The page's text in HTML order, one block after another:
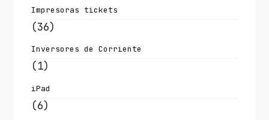
Impresoras tickets
(36)
Inversores de Corriente
(1)
iPad
(6)